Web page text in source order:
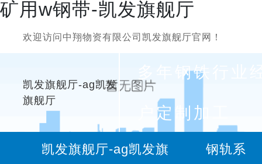
矿用w钢带-凯发旗舰厅
欢迎访问中翔物资有限公司凯发旗舰厅官网！
凯发旗舰厅-ag凯发
旗舰厅
多年钢铁行业
户定制加工
凯发旗舰厅-ag凯发旗 钢轨系